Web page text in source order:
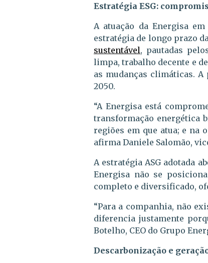
Estratégia ESG:
A atuação da Energisa
estratégia de longo prazo
sustentável, pautadas
limpa, trabalho decente e
as mudanças climáticas.
2050.
“A Energisa está
transformação energética
regiões em que atua; e na
afirma Daniele Salomão,
A estratégia ASG adotada
Energisa não se
completo e diversificado,
“Para a companhia, não
diferencia justamente
Botelho, CEO do Grupo
Descarbonização e